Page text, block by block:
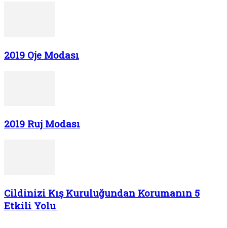
2019 Oje Modası
2019 Ruj Modası
Cildinizi Kış Kuruluğundan Korumanın 5
Etkili Yolu